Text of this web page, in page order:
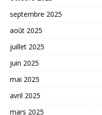
septembre 2025
août 2025
juillet 2025
juin 2025
mai 2025
avril 2025
mars 2025